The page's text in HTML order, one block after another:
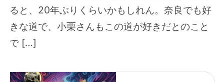
ると、20年ぶりくらいかもしれん。奈良でも好
きな道で、小栗さんもこの道が好きだとのこと
で […]